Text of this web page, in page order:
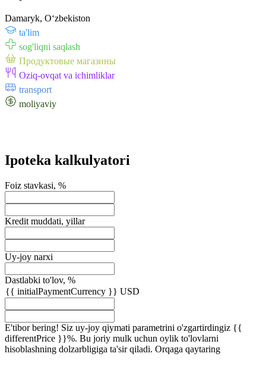
Damaryk, Oʻzbekiston
ta'lim
sog'liqni saqlash
Продуктовые магазины
Oziq-ovqat va ichimliklar
transport
moliyaviy
Ipoteka kalkulyatori
Foiz stavkasi, %
Kredit muddati, yillar
Uy-joy narxi
Dastlabki to'lov, %
{{ initialPaymentCurrency }} USD
E'tibor bering! Siz uy-joy qiymati parametrini o'zgartirdingiz {{
differentPrice }}%. Bu joriy mulk uchun oylik to'lovlarni
hisoblashning dolzarbligiga ta'sir qiladi. Orqaga qaytaring